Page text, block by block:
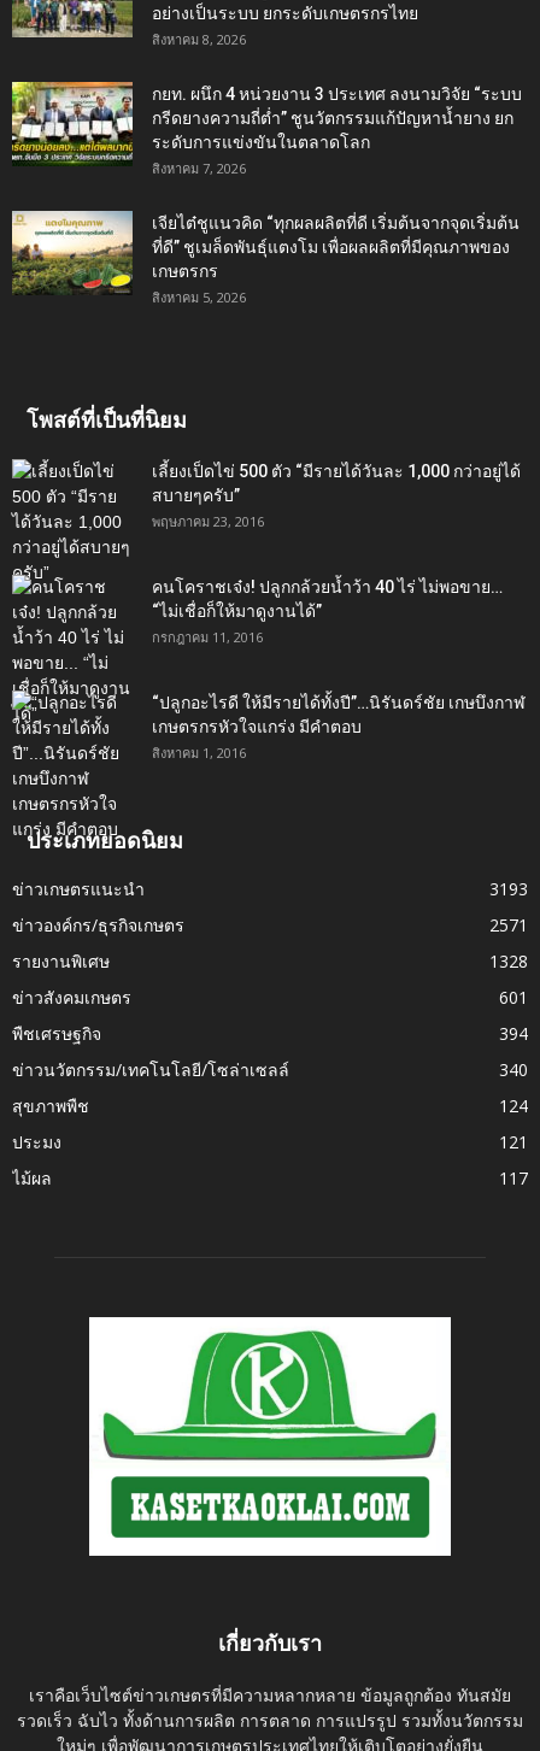
อย่างเป็นระบบ ยกระดับเกษตรกรไทย
สิงหาคม 8, 2026
กยท. ผนึก 4 หน่วยงาน 3 ประเทศ ลงนามวิจัย “ระบบ
กรีดยางความถี่ต่ำ” ชูนวัตกรรมแก้ปัญหาน้ำยาง ยก
ระดับการแข่งขันในตลาดโลก
สิงหาคม 7, 2026
เจียไต๋ชูแนวคิด “ทุกผลผลิตที่ดี เริ่มต้นจากจุดเริ่มต้น
ที่ดี” ชูเมล็ดพันธุ์แตงโม เพื่อผลผลิตที่มีคุณภาพของ
เกษตรกร
สิงหาคม 5, 2026
โพสต์ที่เป็นที่นิยม
เลี้ยงเป็ดไข่ 500 ตัว “มีรายได้วันละ 1,000 กว่าอยู่ได้
สบายๆครับ”
พฤษภาคม 23, 2016
คนโคราชเจ๋ง! ปลูกกล้วยน้ำว้า 40 ไร่ ไม่พอขาย…
“ไม่เชื่อก็ให้มาดูงานได้”‬
กรกฎาคม 11, 2016
“ปลูกอะไรดี ให้มีรายได้ทั้งปี”…นิรันดร์ชัย เกษบึงกาฬ
เกษตรกรหัวใจแกร่ง มีคำตอบ
สิงหาคม 1, 2016
ประเภทยอดนิยม
ข่าวเกษตรแนะนำ
3193
ข่าวองค์กร/ธุรกิจเกษตร
2571
รายงานพิเศษ
1328
ข่าวสังคมเกษตร
601
พืชเศรษฐกิจ
394
ข่าวนวัตกรรม/เทคโนโลยี/โซล่าเซลล์
340
สุขภาพพืช
124
ประมง
121
ไม้ผล
117
เกี่ยวกับเรา
เราคือเว็บไซต์ข่าวเกษตรที่มีความหลากหลาย ข้อมูลถูกต้อง ทันสมัย
รวดเร็ว ฉับไว ทั้งด้านการผลิต การตลาด การแปรรูป รวมทั้งนวัตกรรม
ใหม่ๆ เพื่อพัฒนาการเกษตรประเทศไทยให้เติบโตอย่างยั่งยืน